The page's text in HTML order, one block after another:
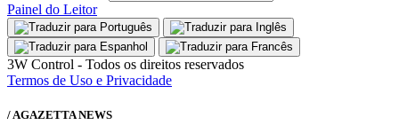
Painel do Leitor
3W Control - Todos os direitos reservados
Termos de Uso e Privacidade
/ AGAZETTA NEWS